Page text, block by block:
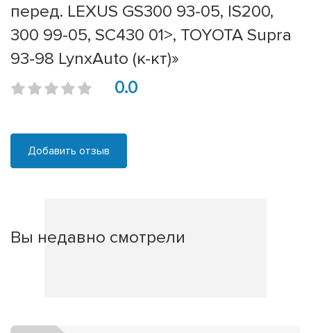
перед. LEXUS GS300 93-05, IS200,
300 99-05, SC430 01>, TOYOTA Supra
93-98 LynxAuto (к-кт)»
0.0
Добавить отзыв
Вы недавно смотрели